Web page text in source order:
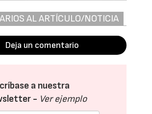
AL ARTÍCULO/NOTICIA
Deja un comentario
a nuestra
- Ver ejemplo